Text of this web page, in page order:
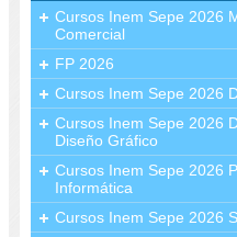
Cursos Inem Sepe 2026
Comercial
FP 2026
Cursos Inem Sepe 2026
Cursos Inem Sepe 2026
Diseño Gráfico
Cursos Inem Sepe 2026
Informática
Cursos Inem Sepe 2026